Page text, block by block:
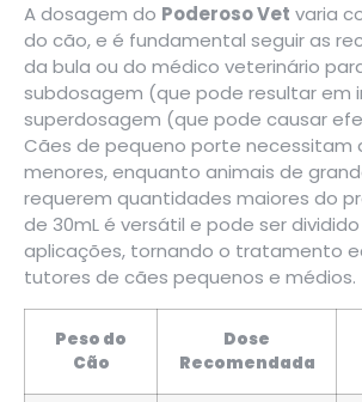
A dosagem do Poderoso Vet varia
do cão, e é fundamental seguir as
da bula ou do médico veterinário
subdosagem (que pode resultar em
superdosagem (que pode causar
Cães de pequeno porte necessitam
menores, enquanto animais de
requerem quantidades maiores do
de 30mL é versátil e pode ser
aplicações, tornando o tratamento
tutores de cães pequenos e médios.
Peso do
Cão
Dose
Recomendada